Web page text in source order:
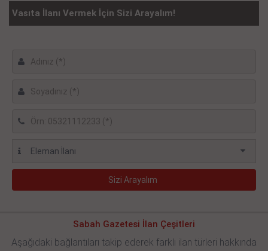
Vasıta İlanı Vermek İçin Sizi Arayalım!
Sabah Gazetesi İlan Çeşitleri
Aşağıdaki bağlantıları takip ederek farklı ilan türleri hakkında